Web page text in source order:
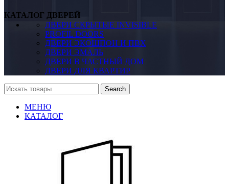
КАТАЛОГ ДВЕРЕЙ
ДВЕРИ СКРЫТЫЕ INVISIBLE
PROFIL DOORS
ДВЕРИ ЭКОШПОН И ПВХ
ДВЕРИ ЭМАЛЬ
ДВЕРИ В ЧАСТНЫЙ ДОМ
ДВЕРИ ДЛЯ КВАРТИР
Search
МЕНЮ
КАТАЛОГ